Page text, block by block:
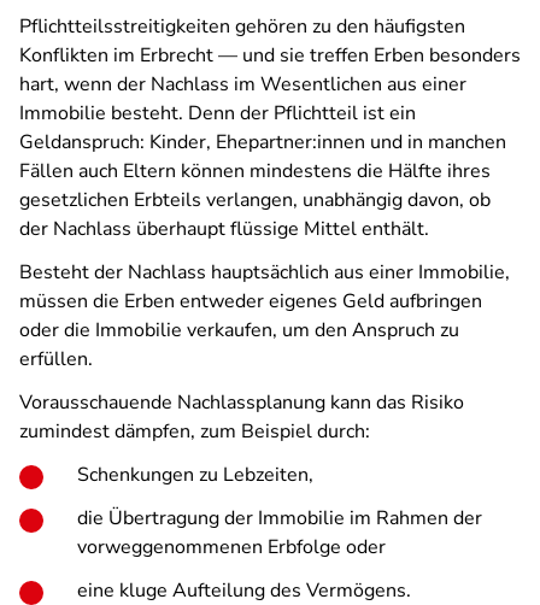
Pflichtteilsstreitigkeiten gehören zu den häufigsten
Konflikten im Erbrecht — und sie treffen Erben besonders
hart, wenn der Nachlass im Wesentlichen aus einer
Immobilie besteht. Denn der Pflichtteil ist ein
Geldanspruch: Kinder, Ehepartner:innen und in manchen
Fällen auch Eltern können mindestens die Hälfte ihres
gesetzlichen Erbteils verlangen, unabhängig davon, ob
der Nachlass überhaupt flüssige Mittel enthält.
Besteht der Nachlass hauptsächlich aus einer Immobilie,
müssen die Erben entweder eigenes Geld aufbringen
oder die Immobilie verkaufen, um den Anspruch zu
erfüllen.
Vorausschauende Nachlassplanung kann das Risiko
zumindest dämpfen, zum Beispiel durch:
Schenkungen zu Lebzeiten,
die Übertragung der Immobilie im Rahmen der
vorweggenommenen Erbfolge oder
eine kluge Aufteilung des Vermögens.